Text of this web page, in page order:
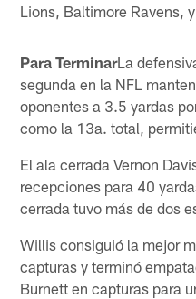
Lions, Baltimore Ravens,
Para TerminarLa
segunda en la NFL
oponentes a 3.5 yardas
como la 13a. total,
El ala cerrada Vernon
recepciones para 40
cerrada tuvo más de dos
Willis consiguió la mejor
capturas y terminó
Burnett en capturas para